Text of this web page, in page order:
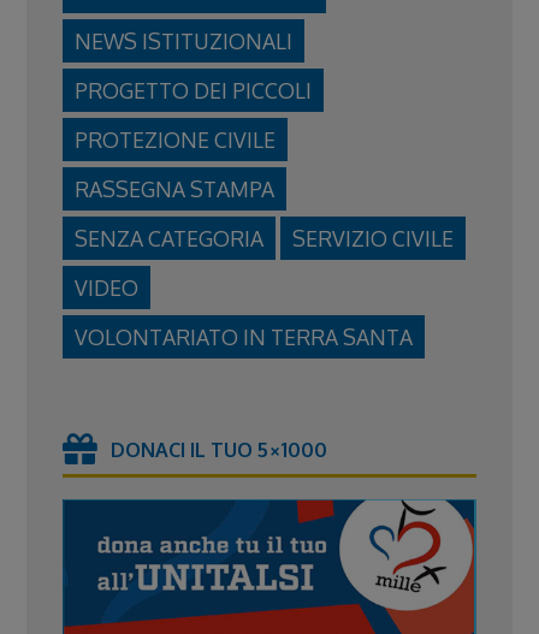
NEWS ISTITUZIONALI
PROGETTO DEI PICCOLI
PROTEZIONE CIVILE
RASSEGNA STAMPA
SENZA CATEGORIA
SERVIZIO CIVILE
VIDEO
VOLONTARIATO IN TERRA SANTA
DONACI IL TUO 5×1000